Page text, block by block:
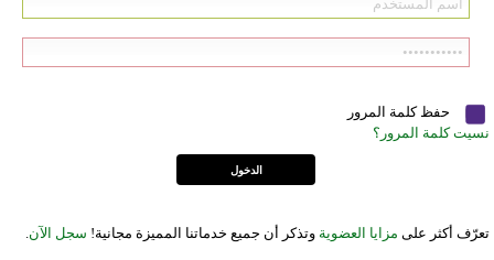
حفظ كلمة المرور
نسيت كلمة المرور؟
تعرّف أكثر على مزايا العضوية وتذكر أن جميع خدماتنا المميزة مجانية! سجل الآن.